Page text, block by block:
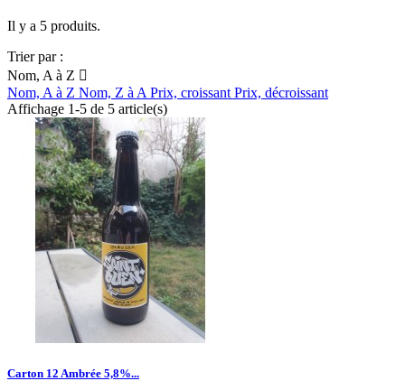
Il y a 5 produits.
Trier par :
Nom, A à Z 
Nom, A à Z Nom, Z à A Prix, croissant Prix, décroissant
Affichage 1-5 de 5 article(s)
Carton 12 Ambrée 5,8%...